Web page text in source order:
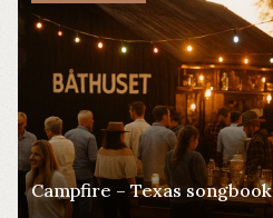
Campfire – Texas songbook